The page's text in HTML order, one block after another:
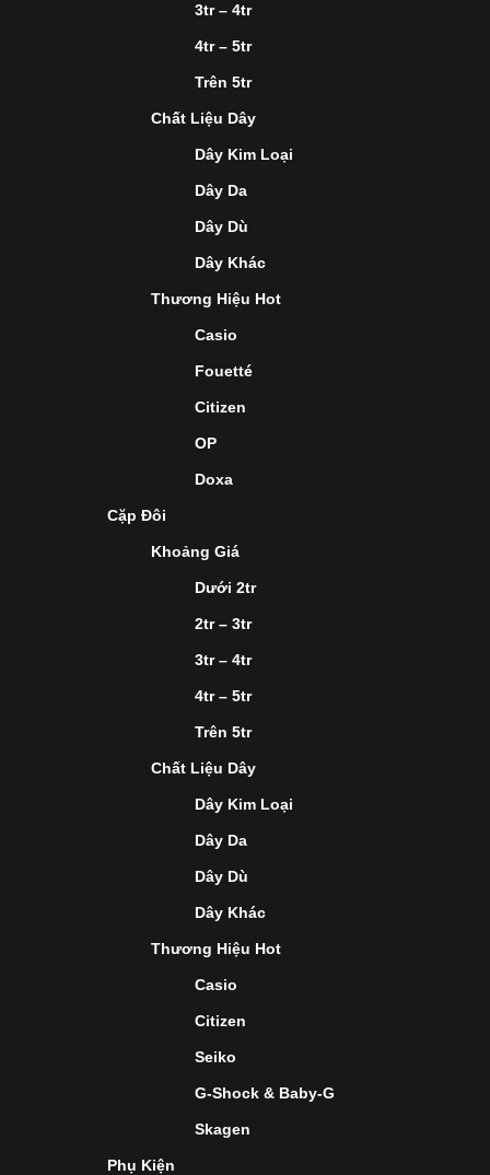
3tr – 4tr
4tr – 5tr
Trên 5tr
Chất Liệu Dây
Dây Kim Loại
Dây Da
Dây Dù
Dây Khác
Thương Hiệu Hot
Casio
Fouetté
Citizen
OP
Doxa
Cặp Đôi
Khoảng Giá
Dưới 2tr
2tr – 3tr
3tr – 4tr
4tr – 5tr
Trên 5tr
Chất Liệu Dây
Dây Kim Loại
Dây Da
Dây Dù
Dây Khác
Thương Hiệu Hot
Casio
Citizen
Seiko
G-Shock & Baby-G
Skagen
Phụ Kiện